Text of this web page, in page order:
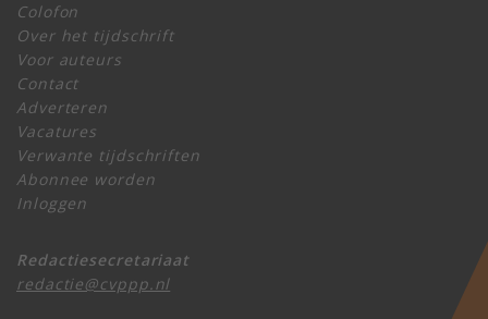
Colofon
Over het tijdschrift
Voor auteurs
Contact
Adverteren
Vacatures
Verwante tijdschriften
Abonnee worden
Inloggen
Redactiesecretariaat
redactie@cvppp.nl